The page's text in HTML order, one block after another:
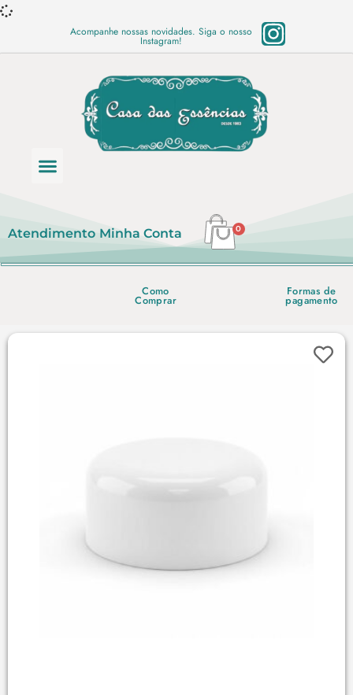
Acompanhe nossas novidades. Siga o nosso
Instagram!
Atendimento Minha Conta 0
Como
Comprar
Formas de
pagamento